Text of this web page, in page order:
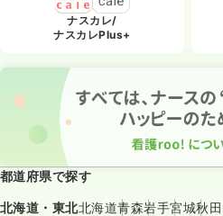
ナスカレ/
ナスカレPlus+
都道府県で探す
北海道・東北北海道青森岩手宮城秋田